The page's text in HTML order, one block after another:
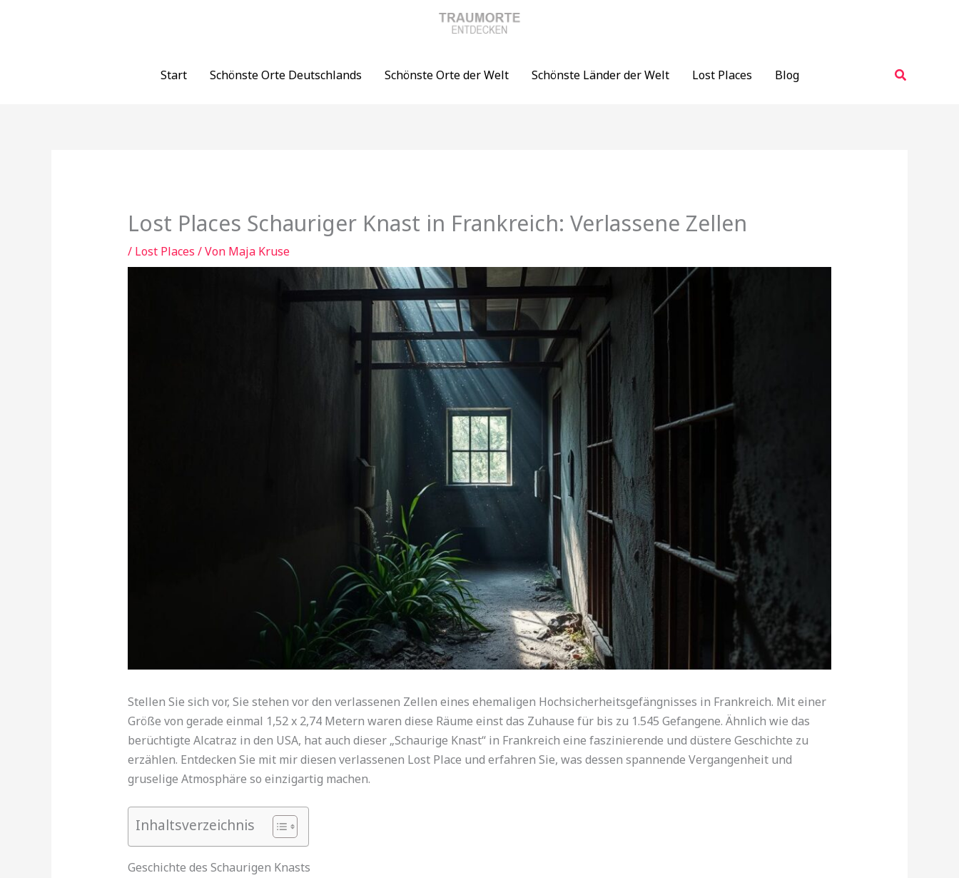
Start
Schönste Orte Deutschlands Schönste Orte der Welt Schönste Länder der Welt Lost Places Blog Suchen
Lost Places Schauriger Knast in Frankreich: Verlassene Zellen
/ Lost Places / Von Maja Kruse
Stellen Sie sich vor, Sie stehen vor den verlassenen Zellen eines ehemaligen Hochsicherheitsgefängnisses in Frankreich. Mit einer
Größe von gerade einmal 1,52 x 2,74 Metern waren diese Räume einst das Zuhause für bis zu 1.545 Gefangene. Ähnlich wie das
berüchtigte Alcatraz in den USA, hat auch dieser „Schaurige Knast“ in Frankreich eine faszinierende und düstere Geschichte zu
erzählen. Entdecken Sie mit mir diesen verlassenen Lost Place und erfahren Sie, was dessen spannende Vergangenheit und
gruselige Atmosphäre so einzigartig machen.
Inhaltsverzeichnis
Geschichte des Schaurigen Knasts